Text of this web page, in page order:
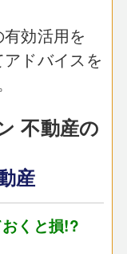
効活用を
ドバイスを
不動産の
産
くと損!?